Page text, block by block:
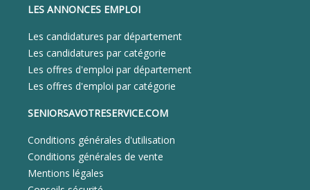
LES ANNONCES EMPLOI
Les candidatures par département
Les candidatures par catégorie
Les offres d'emploi par département
Les offres d'emploi par catégorie
SENIORSAVOTRESERVICE.COM
Conditions générales d'utilisation
Conditions générales de vente
Mentions légales